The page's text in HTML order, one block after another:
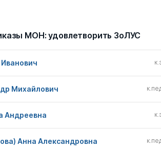
МОН: удовлетворить ЗоЛУС
Михайлович
Андреевна
Анна Александровна